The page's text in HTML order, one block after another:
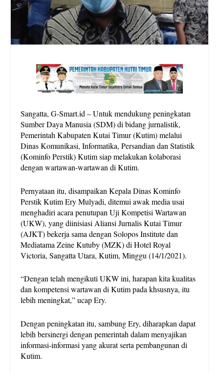
Sangatta, G-Smart.id – Untuk mendukung peningkatan
Sumber Daya Manusia (SDM) di bidang jurnalistik,
Pemerintah Kabupaten Kutai Timur (Kutim) melalui
Dinas Komunikasi, Informatika, Persandian dan Statistik
(Kominfo Perstik) Kutim siap melakukan kolaborasi
dengan wartawan-wartawan di Kutim.
Pernyataan itu, disampaikan Kepala Dinas Kominfo
Perstik Kutim Ery Mulyadi, ditemui awak media usai
menghadiri acara penutupan Uji Kompetisi Wartawan
(UKW), yang diinisiasi Aliansi Jurnalis Kutai Timur
(AJKT) bekerja sama dengan Solopos Institute dan
Mediatama Zeine Kutuby (MZK) di Hotel Royal
Victoria, Sangatta Utara, Kutim, Minggu (14/1/2021).
“Dengan telah mengikuti UKW ini, harapan kita kualitas
dan kompetensi wartawan di Kutim pada khsusnya, itu
lebih meningkat,” ucap Ery.
Dengan peningkatan itu, sambung Ery, diharapkan dapat
lebih bersinergi dengan pemerintah dalam menyajikan
informasi-informasi yang akurat serta pembangunan di
Kutim.